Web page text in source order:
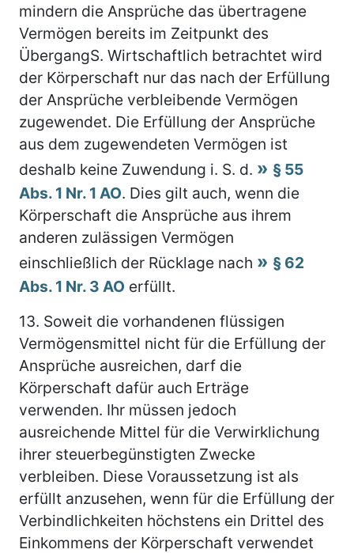
mindern die Ansprüche das übertragene
Vermögen bereits im Zeitpunkt des
ÜbergangS. Wirtschaftlich betrachtet wird
der Körperschaft nur das nach der Erfüllung
der Ansprüche verbleibende Vermögen
zugewendet. Die Erfüllung der Ansprüche
aus dem zugewendeten Vermögen ist
deshalb keine Zuwendung i. S. d.
§ 55
Abs. 1 Nr. 1 AO. Dies gilt auch, wenn die
Körperschaft die Ansprüche aus ihrem
anderen zulässigen Vermögen
einschließlich der Rücklage nach
§ 62
Abs. 1 Nr. 3 AO erfüllt.
13. Soweit die vorhandenen flüssigen
Vermögensmittel nicht für die Erfüllung der
Ansprüche ausreichen, darf die
Körperschaft dafür auch Erträge
verwenden. Ihr müssen jedoch
ausreichende Mittel für die Verwirklichung
ihrer steuerbegünstigten Zwecke
verbleiben. Diese Voraussetzung ist als
erfüllt anzusehen, wenn für die Erfüllung der
Verbindlichkeiten höchstens ein Drittel des
Einkommens der Körperschaft verwendet